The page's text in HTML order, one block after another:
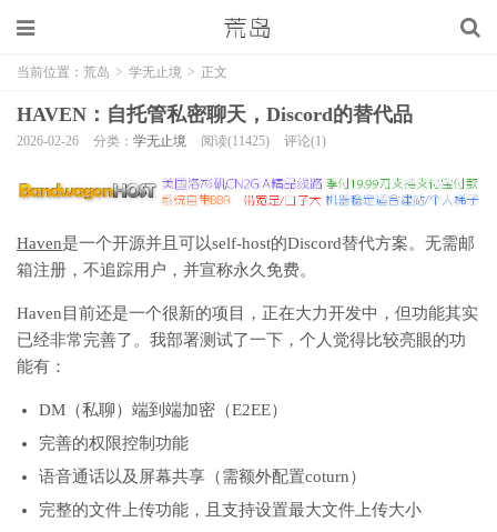
当前位置： 荒岛 > 学无止境 > 正文
HAVEN：自托管私密聊天，Discord的替代品
2026-02-26 分类： 学无止境 阅读(11425) 评论(1)
Haven是一个开源并且可以self-host的Discord替代方案。无需邮
箱注册，不追踪用户，并宣称永久免费。
Haven目前还是一个很新的项目，正在大力开发中，但功能其实
已经非常完善了。我部署测试了一下，个人觉得比较亮眼的功
能有：
DM（私聊）端到端加密（E2EE）
完善的权限控制功能
语音通话以及屏幕共享（需额外配置coturn）
完整的文件上传功能，且支持设置最大文件上传大小